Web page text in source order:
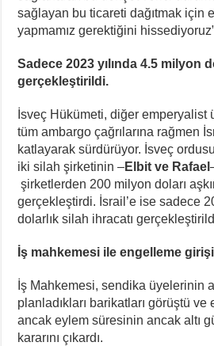
sağlayan bu ticareti dağıtmak için
yapmamız gerektiğini
Sadece 2023 yılında 4.5 milyon
gerçekleştirildi.
İsveç Hükümeti, diğer emperyalist
tüm ambargo çağrılarına rağmen
katlayarak sürdürüyor. İsveç
iki silah şirketinin –Elbit ve Rafael
şirketlerden 200 milyon doları
gerçekleştirdi. İsrail’e ise sadece
dolarlık silah ihracatı
İş mahkemesi ile engelleme
İş Mahkemesi, sendika üyelerinin
planladıkları barikatları görüştü
ancak eylem süresinin ancak altı
kararını çıkardı.